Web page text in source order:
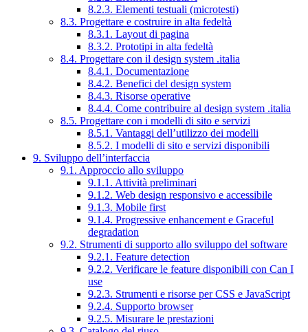
8.2.3. Elementi testuali (microtesti)
8.3. Progettare e costruire in alta fedeltà
8.3.1. Layout di pagina
8.3.2. Prototipi in alta fedeltà
8.4. Progettare con il design system .italia
8.4.1. Documentazione
8.4.2. Benefici del design system
8.4.3. Risorse operative
8.4.4. Come contribuire al design system .italia
8.5. Progettare con i modelli di sito e servizi
8.5.1. Vantaggi dell’utilizzo dei modelli
8.5.2. I modelli di sito e servizi disponibili
9. Sviluppo dell’interfaccia
9.1. Approccio allo sviluppo
9.1.1. Attività preliminari
9.1.2. Web design responsivo e accessibile
9.1.3. Mobile first
9.1.4. Progressive enhancement e Graceful
degradation
9.2. Strumenti di supporto allo sviluppo del software
9.2.1. Feature detection
9.2.2. Verificare le feature disponibili con Can I
use
9.2.3. Strumenti e risorse per CSS e JavaScript
9.2.4. Supporto browser
9.2.5. Misurare le prestazioni